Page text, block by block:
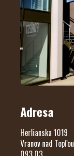
Adresa
Herlianska 1019
Vranov nad Topľou